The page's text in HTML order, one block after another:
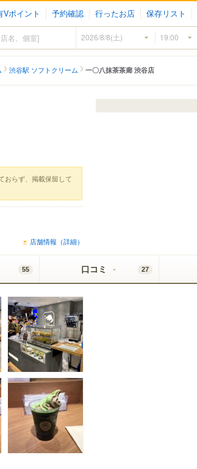
Vポイント 予約確認 行ったお店 保存リスト
渋谷駅 ソフトクリーム 一〇八抹茶茶廊 渋谷店
おらず、掲載保留して
店舗情報（詳細）
55 口コミ 27